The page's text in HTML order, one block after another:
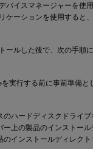
バイスマネージャーを使
ケーションを使用すると
ールした後で、次の手順
実行する前に事前準備と
のハードディスクドライ
ー上の製品のインストー
のインストールディレク